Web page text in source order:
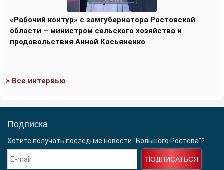
«Рабочий контур» с замгубернатора Ростовской
области – министром сельского хозяйства и
продовольствия Анной Касьяненко
> Все интервью
Подписка
Хотите получать последние новости "Большого Ростова"?
ПОДПИСАТЬСЯ